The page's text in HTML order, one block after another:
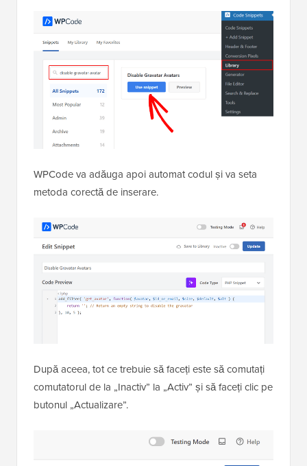
WPCode va adăuga apoi automat codul și va seta
metoda corectă de inserare.
După aceea, tot ce trebuie să faceți este să comutați
comutatorul de la „Inactiv” la „Activ” și să faceți clic pe
butonul „Actualizare”.